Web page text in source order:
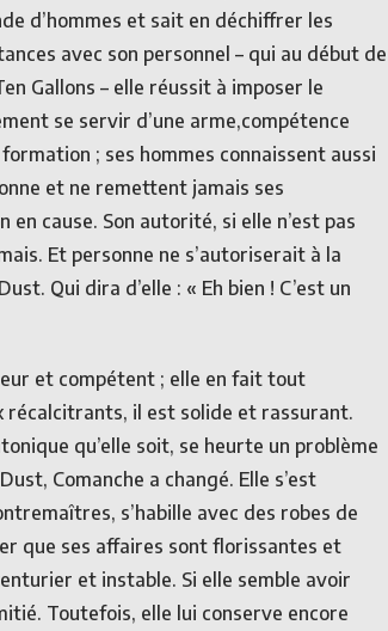
d’hommes et sait en déchiffrer les
avec son personnel – qui au début de
Gallons – elle réussit à imposer le
se servir d’une arme,compétence
; ses hommes connaissent aussi
et ne remettent jamais ses
en cause. Son autorité, si elle n’est pas
Et personne ne s’autoriserait à la
Qui dira d’elle : « Eh bien ! C’est un
et compétent ; elle en fait tout
récalcitrants, il est solide et rassurant.
qu’elle soit, se heurte un problème
Comanche a changé. Elle s’est
s’habille avec des robes de
que ses affaires sont florissantes et
et instable. Si elle semble avoir
Toutefois, elle lui conserve encore